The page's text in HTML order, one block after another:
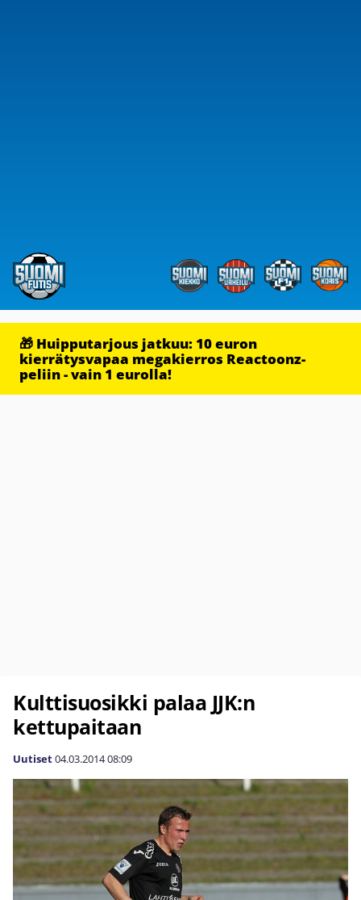
🎁 Huipputarjous jatkuu: 10 euron
kierrätysvapaa megakierros Reactoonz-
peliin - vain 1 eurolla!
Kulttisuosikki palaa JJK:n
kettupaitaan
Uutiset04.03.201408:09